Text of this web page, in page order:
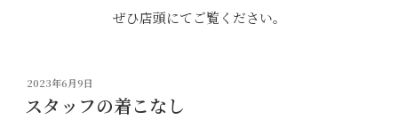
ぜひ店頭にてご覧ください。
投
日:
2023年6月9日
スタッフの着こなし